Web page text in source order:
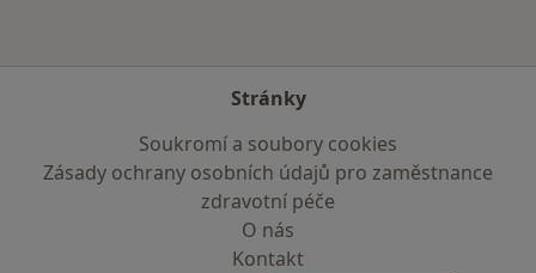
Stránky
Soukromí a soubory cookies
Zásady ochrany osobních údajů pro zaměstnance
zdravotní péče
O nás
Kontakt